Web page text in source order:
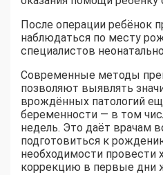
После операции ребёнок
наблюдаться по месту
специалистов
Современные методы
позволяют выявлять
врождённых патологий
беременности — в том
недель. Это даёт врачам
подготовиться к
необходимости провести
коррекцию в первые дни